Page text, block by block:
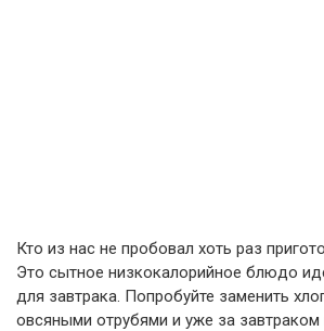
Кто из нас не пробовал хоть раз
Это сытное низкокалорийное блюдо
для завтрака. Попробуйте заменить
овсяными отрубями и уже за завтраком